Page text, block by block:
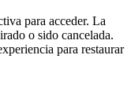
para acceder. La
o sido cancelada.
para restaurar